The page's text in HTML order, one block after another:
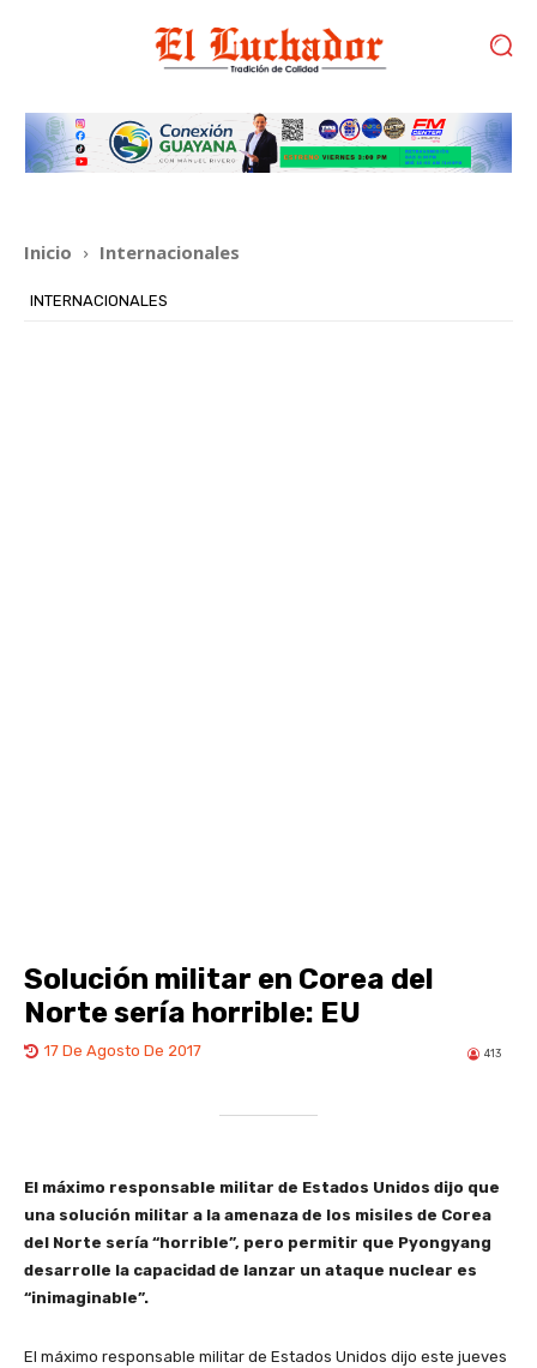
Inicio Internacionales
INTERNACIONALES
Solución militar en Corea del
Norte sería horrible: EU
17 De Agosto De 2017 413
El máximo responsable militar de Estados Unidos dijo que
una solución militar a la amenaza de los misiles de Corea
del Norte sería “horrible”, pero permitir que Pyongyang
desarrolle la capacidad de lanzar un ataque nuclear es
“inimaginable”.
El máximo responsable militar de Estados Unidos dijo este jueves